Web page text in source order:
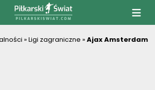
PiłkarskiSwiat.com
»Ligi zagraniczne »Ajax Amsterdam